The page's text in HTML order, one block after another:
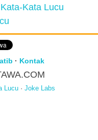
Kata Lucu
· Kontak
Lucu · Joke Labs